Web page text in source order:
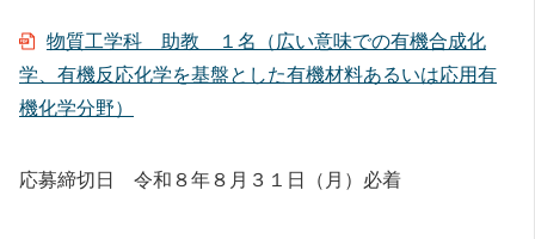
物質工学科 助教 １名（広い意味での有機合成化
学、有機反応化学を基盤とした有機材料あるいは応用有
機化学分野）
応募締切日 令和８年８月３１日（月）必着